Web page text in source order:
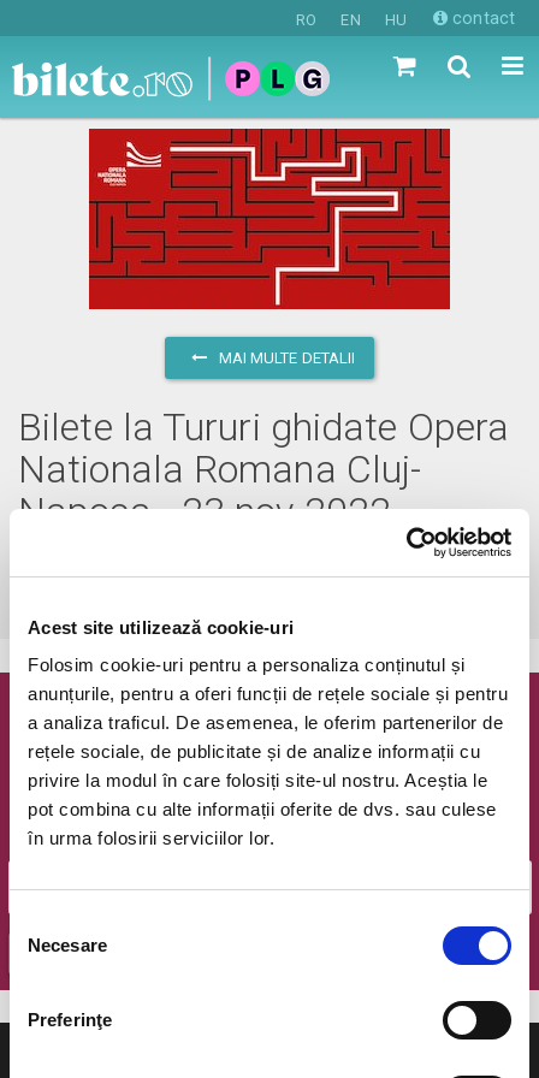
Acest site utilizează cookie-uri
Folosim cookie-uri pentru a personaliza conținutul și
anunțurile, pentru a oferi funcții de rețele sociale și pentru
a analiza traficul. De asemenea, le oferim partenerilor de
rețele sociale, de publicitate și de analize informații cu
privire la modul în care folosiți site-ul nostru. Aceștia le
pot combina cu alte informații oferite de dvs. sau culese
în urma folosirii serviciilor lor.
Selecția
consimțământului
Necesare
Preferinţe
RO EN HU contact
MAI MULTE DETALII
Bilete la Tururi ghidate Opera
Nationala Romana Cluj-
Napoca - 23 nov 2022
Newsletter @ Bilete.ro
Oferte exclusive si o editie saptamanala cu cele mai noi
evenimente.
Email
OK